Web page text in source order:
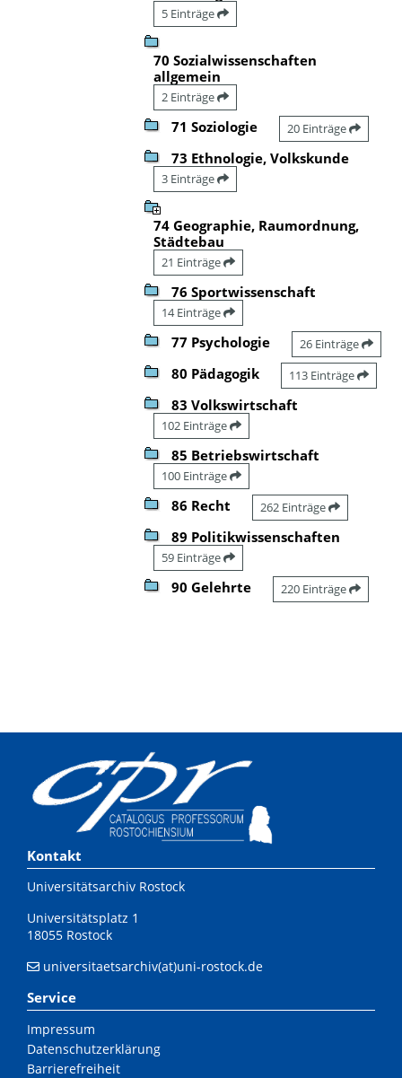
5 Einträge
70 Sozialwissenschaften
allgemein
2 Einträge
71 Soziologie 20 Einträge
73 Ethnologie, Volkskunde
3 Einträge
74 Geographie, Raumordnung,
Städtebau
21 Einträge
76 Sportwissenschaft
14 Einträge
77 Psychologie 26 Einträge
80 Pädagogik 113 Einträge
83 Volkswirtschaft
102 Einträge
85 Betriebswirtschaft
100 Einträge
86 Recht 262 Einträge
89 Politikwissenschaften
59 Einträge
90 Gelehrte 220 Einträge
Kontakt
Universitätsarchiv Rostock
Universitätsplatz 1
18055 Rostock
universitaetsarchiv(at)uni-rostock.de
Service
Impressum
Datenschutzerklärung
Barrierefreiheit